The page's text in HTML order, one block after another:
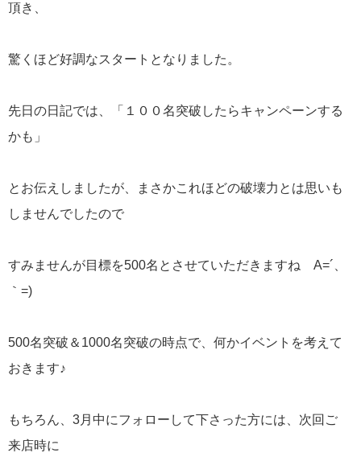
頂き、
驚くほど好調なスタートとなりました。
先日の日記では、「１００名突破したらキャンペーンする
かも」
とお伝えしましたが、まさかこれほどの破壊力とは思いも
しませんでしたので
すみませんが目標を500名とさせていただきますね A=´、
｀=)ゞ
500名突破＆1000名突破の時点で、何かイベントを考えて
おきます♪
もちろん、3月中にフォローして下さった方には、次回ご
来店時に